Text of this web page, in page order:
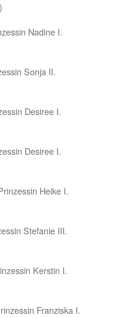
Nadine I.
Sonja II.
Desiree I.
Desiree I.
Heike I.
Stefanie III.
Kerstin I.
Franziska I.